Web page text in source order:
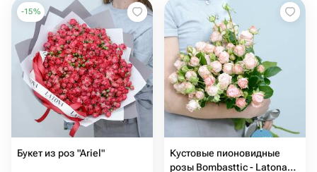
-15%
Букет из роз "Ariel"
Кустовые пионовидные
розы Bombasttic - Latona